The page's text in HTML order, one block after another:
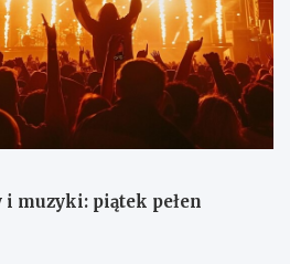
muzyki: piątek pełen